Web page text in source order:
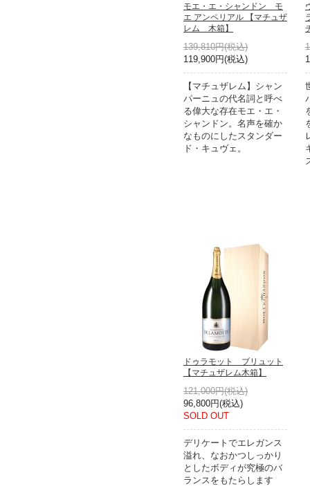
モエ・エ・シャンドン モ
エ アンペリアル 【マチュザ
レム 木箱】
139,810円(税込)
119,900円(税込)
【マチュザレム】シャン
パーニュの代名詞と呼べ
る偉大な存在モエ・エ・
シャンドン。名声を確か
なものにしたスタンダー
ド・キュヴェ。
ドゥラモット ブリュット
【マチュザレム木箱】
121,000円(税込)
96,800円(税込)
SOLD OUT
デリケートでエレガンス
溢れ、なおかつしっかり
としたボディが究極のバ
ランスをもたらします